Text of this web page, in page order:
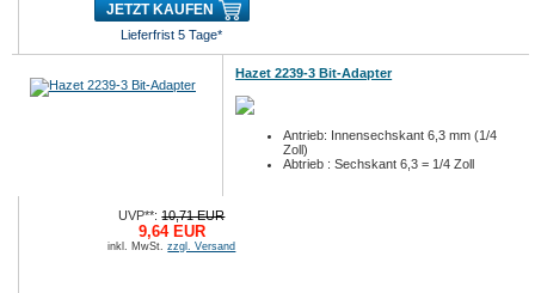
JETZT KAUFEN
Lieferfrist 5 Tage*
Hazet 2239-3 Bit-Adapter
Antrieb: Innensechskant 6,3 mm (1/4
Zoll)
Abtrieb : Sechskant 6,3 = 1/4 Zoll
UVP**:10,71 EUR
9,64 EUR
inkl. MwSt.zzgl. Versand